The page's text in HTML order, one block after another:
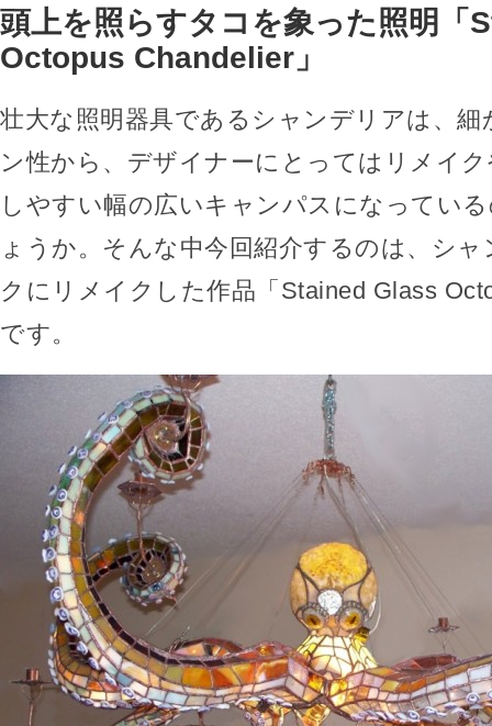
頭上を照らすタコを象った照明「
Octopus Chandelier」
壮大な照明器具であるシャンデリアは、
ン性から、デザイナーにとってはリメイ
しやすい幅の広いキャンパスになってい
ょうか。そんな中今回紹介するのは、シ
クにリメイクした作品「Stained Glass
です。